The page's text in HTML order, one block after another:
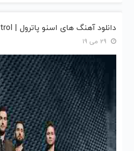
دانلود آهنگ های اسنو پاترول | Snow Patrol